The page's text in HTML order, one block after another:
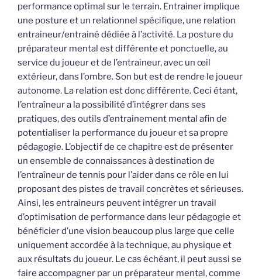
performance optimal sur le terrain. Entrainer implique
une posture et un relationnel spécifique, une relation
entraineur/entrainé dédiée à l’activité. La posture du
préparateur mental est différente et ponctuelle, au
service du joueur et de l’entraineur, avec un œil
extérieur, dans l’ombre. Son but est de rendre le joueur
autonome. La relation est donc différente. Ceci étant,
l’entraîneur a la possibilité d’intégrer dans ses
pratiques, des outils d’entrainement mental afin de
potentialiser la performance du joueur et sa propre
pédagogie. L’objectif de ce chapitre est de présenter
un ensemble de connaissances à destination de
l’entraîneur de tennis pour l’aider dans ce rôle en lui
proposant des pistes de travail concrètes et sérieuses.
Ainsi, les entraineurs peuvent intégrer un travail
d’optimisation de performance dans leur pédagogie et
bénéficier d’une vision beaucoup plus large que celle
uniquement accordée à la technique, au physique et
aux résultats du joueur. Le cas échéant, il peut aussi se
faire accompagner par un préparateur mental, comme